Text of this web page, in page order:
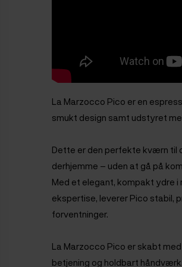
La Marzocco Pico er en
smukt design samt udstyret
Dette er den perfekte kværn til
derhjemme – uden at gå på
Med et elegant, kompakt ydre
ekspertise, leverer Pico stabil,
forventninger.
La Marzocco Pico er skabt
betjening og holdbart